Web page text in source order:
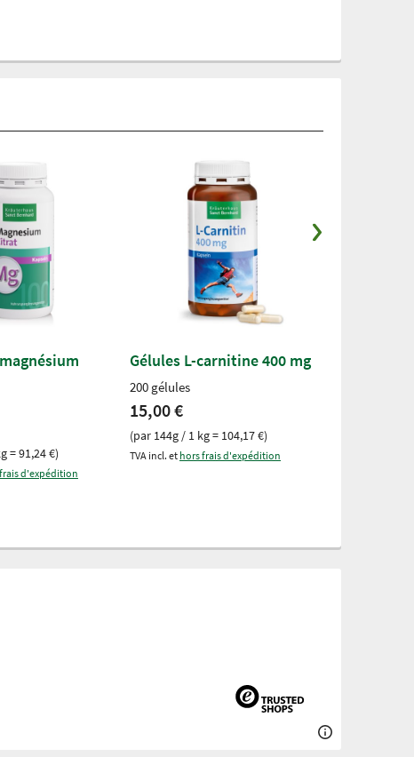
= 91,24 €)
d'expédition
Gélules L-carnitine 400 mg
200 gélules
15,00 €
(par 144g / 1 kg = 104,17 €)
TVA incl. et hors frais d'expédition